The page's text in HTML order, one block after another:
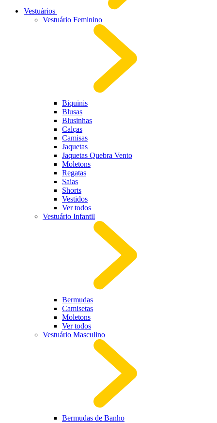
Vestuários
Vestuário Feminino
Biquinis
Blusas
Blusinhas
Calças
Camisas
Jaquetas
Jaquetas Quebra Vento
Moletons
Regatas
Saias
Shorts
Vestidos
Ver todos
Vestuário Infantil
Bermudas
Camisetas
Moletons
Ver todos
Vestuário Masculino
Bermudas de Banho